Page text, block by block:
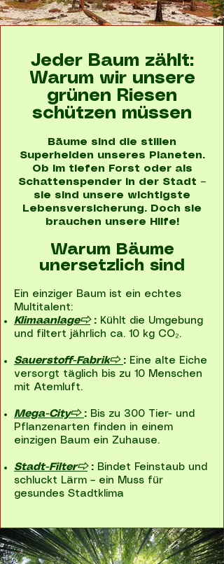
Jeder Baum zählt:
Warum wir unsere
grünen Riesen
schützen müssen
Bäume sind die stillen
Superhelden unseres Planeten.
Ob im tiefen Forst oder als
Schattenspender in der Stadt –
sie sind unsere wichtigste
Lebensversicherung. Doch sie
brauchen unsere Hilfe!
Warum Bäume
unersetzlich sind
Ein einziger Baum ist ein echtes
Multitalent:
Klimaanlage⇨ : Kühlt die Umgebung
und filtert jährlich ca. 10 kg CO₂.
Sauerstoff-Fabrik⇨ : Eine alte Eiche
versorgt täglich bis zu 10 Menschen
mit Atemluft.
Mega-City⇨ : Bis zu 300 Tier- und
Pflanzenarten finden in einem
einzigen Baum ein Zuhause.
Stadt-Filter⇨: Bindet Feinstaub und
schluckt Lärm – ein Muss für
gesundes Stadtklima